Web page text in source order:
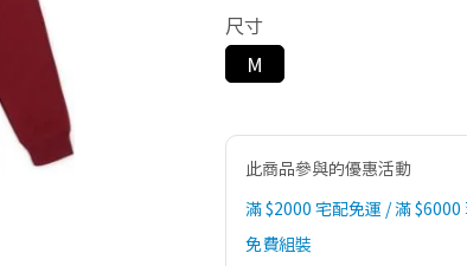
尺寸
M
此商品參與的優惠活動
滿 $2000 宅配免運 / 滿 $6000
免費組裝